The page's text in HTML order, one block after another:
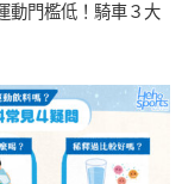
動門檻低！騎車３大